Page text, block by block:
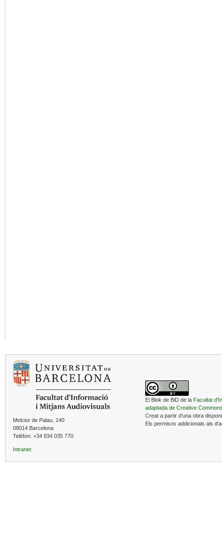
Melcior de Palau, 140
08014 Barcelona
Telèfon: +34 934 035 770
Intranet
El Blok de BiD de la Facultat
adaptada de Creative
Creat a partir d'una obra
Els permisos addicionals als